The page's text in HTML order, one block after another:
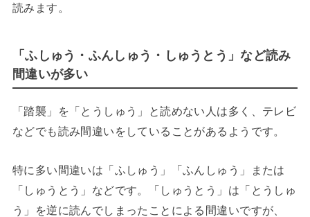
読みます。
「ふしゅう・ふんしゅう・しゅうとう」など読み
間違いが多い
「踏襲」を「とうしゅう」と読めない人は多く、テレビ
などでも読み間違いをしていることがあるようです。
特に多い間違いは「ふしゅう」「ふんしゅう」または
「しゅうとう」などです。「しゅうとう」は「とうしゅ
う」を逆に読んでしまったことによる間違いですが、